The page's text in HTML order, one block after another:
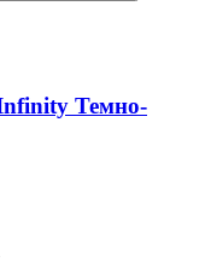
Темно-